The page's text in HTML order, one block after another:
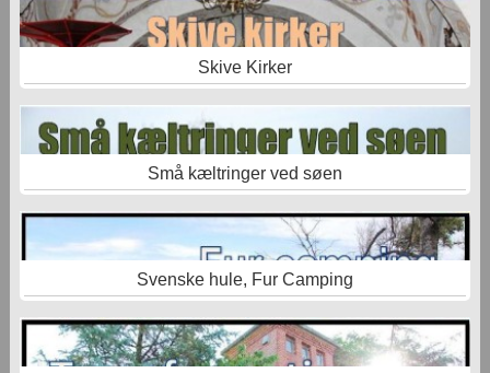
Skive Kirker
Små kæltringer ved søen
Svenske hule, Fur Camping